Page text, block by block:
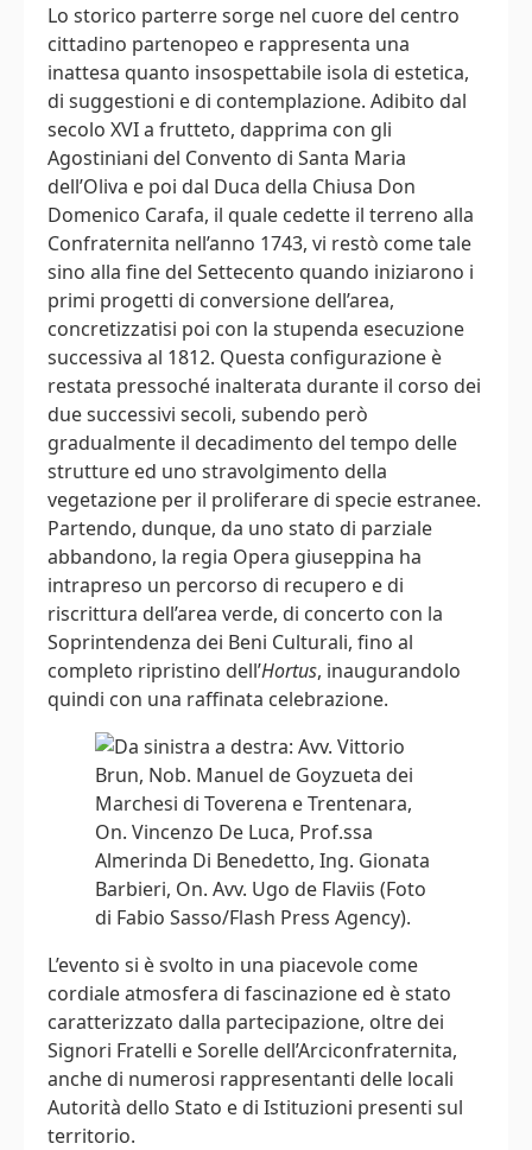
Lo storico parterre sorge nel cuore del centro
cittadino partenopeo e rappresenta una
inattesa quanto insospettabile isola di estetica,
di suggestioni e di contemplazione. Adibito dal
secolo XVI a frutteto, dapprima con gli
Agostiniani del Convento di Santa Maria
dell’Oliva e poi dal Duca della Chiusa Don
Domenico Carafa, il quale cedette il terreno alla
Confraternita nell’anno 1743, vi restò come tale
sino alla fine del Settecento quando iniziarono i
primi progetti di conversione dell’area,
concretizzatisi poi con la stupenda esecuzione
successiva al 1812. Questa configurazione è
restata pressoché inalterata durante il corso dei
due successivi secoli, subendo però
gradualmente il decadimento del tempo delle
strutture ed uno stravolgimento della
vegetazione per il proliferare di specie estranee.
Partendo, dunque, da uno stato di parziale
abbandono, la regia Opera giuseppina ha
intrapreso un percorso di recupero e di
riscrittura dell’area verde, di concerto con la
Soprintendenza dei Beni Culturali, fino al
completo ripristino dell’Hortus, inaugurandolo
quindi con una raffinata celebrazione.
L’evento si è svolto in una piacevole come
cordiale atmosfera di fascinazione ed è stato
caratterizzato dalla partecipazione, oltre dei
Signori Fratelli e Sorelle dell’Arciconfraternita,
anche di numerosi rappresentanti delle locali
Autorità dello Stato e di Istituzioni presenti sul
territorio.